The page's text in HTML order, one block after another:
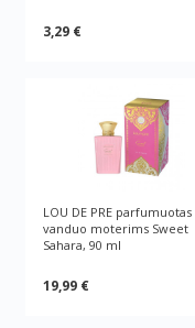
3,29 €
LOU DE PRE parfumuotas
vanduo moterims Sweet
Sahara, 90 ml
19,99 €